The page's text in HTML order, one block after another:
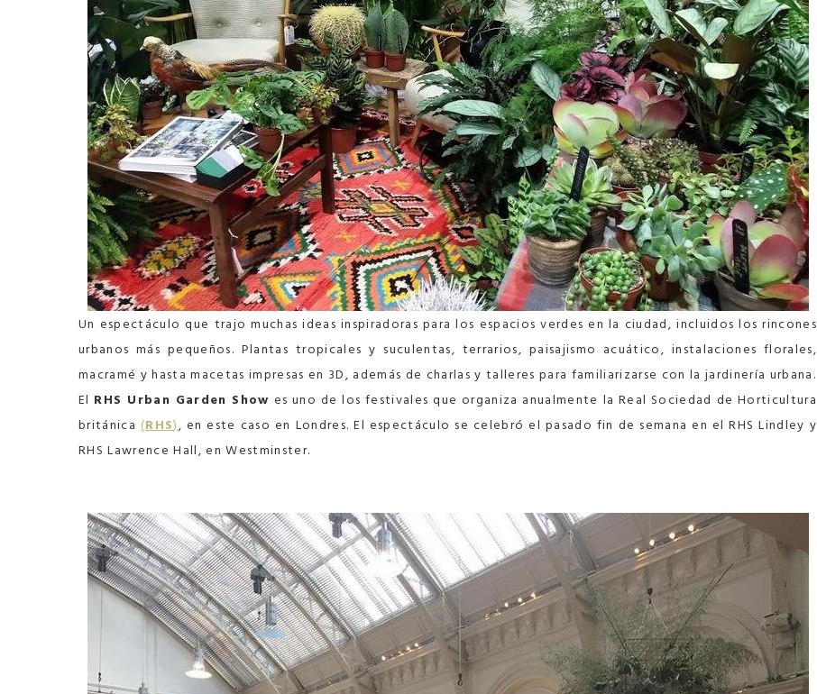
Un espectáculo que trajo muchas ideas inspiradoras para los espacios verdes en la ciudad, incluidos los rincones
urbanos más pequeños. Plantas tropicales y suculentas, terrarios, paisajismo acuático, instalaciones florales,
macramé y hasta macetas impresas en 3D, además de charlas y talleres para familiarizarse con la jardinería urbana.
El RHS Urban Garden Show es uno de los festivales que organiza anualmente la Real Sociedad de Horticultura
británica (RHS), en este caso en Londres. El espectáculo se celebró el pasado fin de semana en el RHS Lindley y
RHS Lawrence Hall, en Westminster.